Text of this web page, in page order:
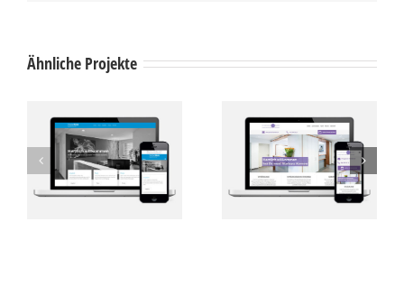
Ähnliche Projekte
Dr. med.
Barbara
Kernen
Dres. med.
dent. Müller
& Weidmann